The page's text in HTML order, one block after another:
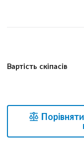
Вартість скіпасів